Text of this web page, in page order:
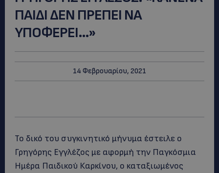
ΠΑΙΔΙ ΔΕΝ ΠΡΕΠΕΙ ΝΑ
ΥΠΟΦΕΡΕΙ…»
14 Φεβρουαρίου, 2021
Το δικό του συγκινητικό μήνυμα έστειλε ο
Γρηγόρης Εγγλέζος με αφορμή την Παγκόσμια
Ημέρα Παιδικού Καρκίνου, ο καταξιωμένος